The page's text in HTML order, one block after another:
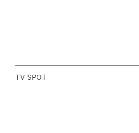
TV SPOT